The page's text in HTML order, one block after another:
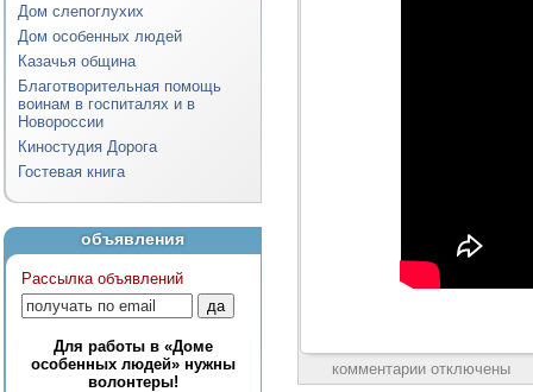
Дом слепоглухих
Дом особенных людей
Казачья община
Благотворительная помощь
воинам в госпиталях и в
Новороссии
Киностудия Дорога
Гостевая книга
объявления
Рассылка объявлений
Для работы в «Доме
особенных людей» нужны
волонтеры!
комментарии отключены